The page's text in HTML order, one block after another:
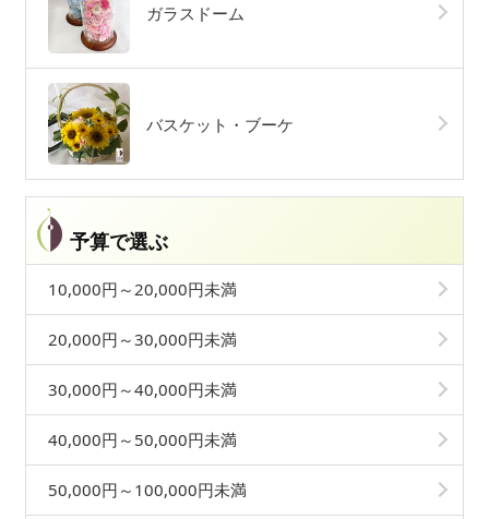
ガラスドーム
バスケット・ブーケ
予算で選ぶ
10,000円～20,000円未満
20,000円～30,000円未満
30,000円～40,000円未満
40,000円～50,000円未満
50,000円～100,000円未満